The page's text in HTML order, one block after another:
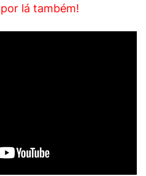
lá também!